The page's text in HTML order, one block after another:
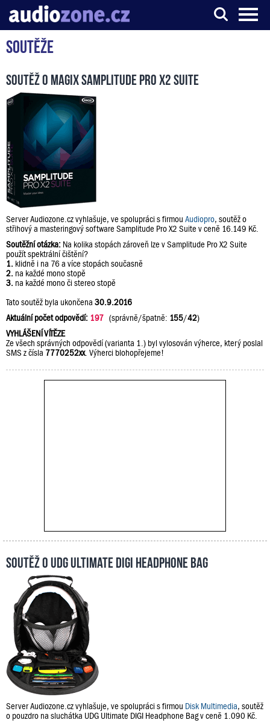
Server o digitálním zpracování zvuku
Soutěže
Soutěž o Magix Samplitude Pro X2 Suite
Server Audiozone.cz vyhlašuje, ve spolupráci s firmou Audiopro, soutěž o
střihový a masteringový software Samplitude Pro X2 Suite v ceně 16.149 Kč.
Soutěžní otázka: Na kolika stopách zároveň lze v Samplitude Pro X2 Suite
použít spektrální čištění?
1. klidně i na 76 a více stopách současně
2. na každé mono stopě
3. na každé mono či stereo stopě
Tato soutěž byla ukončena 30.9.2016
Aktuální počet odpovědí: 197 (správně/špatně: 155/42)
VYHLÁŠENÍ VÍTĚZE
Ze všech správných odpovědí (varianta 1.) byl vylosován výherce, který poslal
SMS z čísla 7770252xx. Výherci blohopřejeme!
Soutěž o UDG Ultimate DIGI Headphone Bag
Server Audiozone.cz vyhlašuje, ve spolupráci s firmou Disk Multimedia, soutěž
o pouzdro na sluchátka UDG Ultimate DIGI Headphone Bag v ceně 1.090 Kč.